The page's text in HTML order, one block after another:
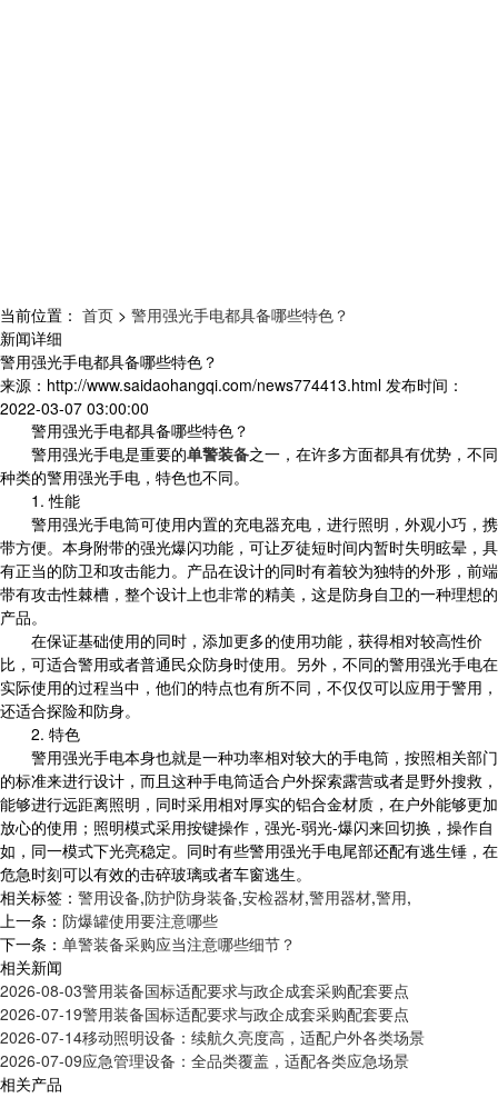
当前位置： 首页 > 警用强光手电都具备哪些特色？
新闻详细
警用强光手电都具备哪些特色？
来源： http://www.saidaohangqi.com/news774413.html 发布时间：
2022-03-07 03:00:00
警用强光手电都具备哪些特色？
警用强光手电是重要的单警装备之一，在许多方面都具有优势，不同
种类的警用强光手电，特色也不同。
1. 性能
警用强光手电筒可使用内置的充电器充电，进行照明，外观小巧，携
带方便。本身附带的强光爆闪功能，可让歹徒短时间内暂时失明眩晕，具
有正当的防卫和攻击能力。产品在设计的同时有着较为独特的外形，前端
带有攻击性棘槽，整个设计上也非常的精美，这是防身自卫的一种理想的
产品。
在保证基础使用的同时，添加更多的使用功能，获得相对较高性价
比，可适合警用或者普通民众防身时使用。另外，不同的警用强光手电在
实际使用的过程当中，他们的特点也有所不同，不仅仅可以应用于警用，
还适合探险和防身。
2. 特色
警用强光手电本身也就是一种功率相对较大的手电筒，按照相关部门
的标准来进行设计，而且这种手电筒适合户外探索露营或者是野外搜救，
能够进行远距离照明，同时采用相对厚实的铝合金材质，在户外能够更加
放心的使用；照明模式采用按键操作，强光-弱光-爆闪来回切换，操作自
如，同一模式下光亮稳定。同时有些警用强光手电尾部还配有逃生锤，在
危急时刻可以有效的击碎玻璃或者车窗逃生。
相关标签： 警用设备,防护防身装备,安检器材,警用器材,警用,
上一条： 防爆罐使用要注意哪些
下一条： 单警装备采购应当注意哪些细节？
相关新闻
2026-08-03警用装备国标适配要求与政企成套采购配套要点
2026-07-19警用装备国标适配要求与政企成套采购配套要点
2026-07-14移动照明设备：续航久亮度高，适配户外各类场景
2026-07-09应急管理设备：全品类覆盖，适配各类应急场景
相关产品